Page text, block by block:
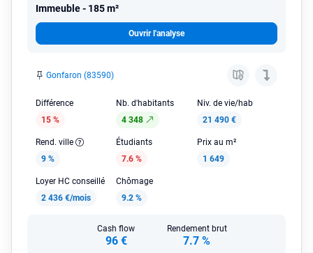
Immeuble 185 m²
Ouvrir l'analyse
Gonfaron (83590)
Différence
15 %
Nb. d'habitants
4 348
Niv. de vie/hab
21 490 €
Rend. ville
9 %
Étudiants
7.6 %
Prix au m²
1 649
Loyer HC conseillé
2 436 €/mois
Chômage
9.2 %
Cash flow
96 €
Rendement brut
7.7 %